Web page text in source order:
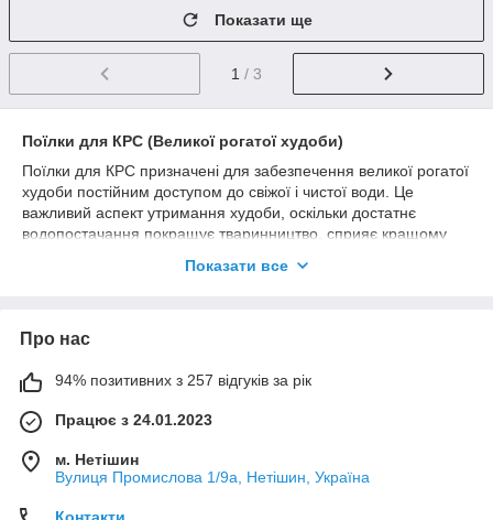
Показати ще
1 / 3
Поїлки для КРС (Великої рогатої худоби)
Поїлки для КРС призначені для забезпечення великої рогатої
худоби постійним доступом до свіжої і чистої води. Це
важливий аспект утримання худоби, оскільки достатнє
водопостачання покращує тваринництво, сприяє кращому
високоякісних пластикових або металевих матеріалів,
Конструкція:Багато поїлок мають плаваючі
рівень води знижується.
Розміри:Поїлки для КРС доступні у різних розмірах,
від невеликих для окремих тварин до великих для
Показати все
Про нас
94% позитивних з 257 відгуків за рік
Працює з 24.01.2023
м. Нетішин
Вулиця Промислова 1/9а, Нетішин, Україна